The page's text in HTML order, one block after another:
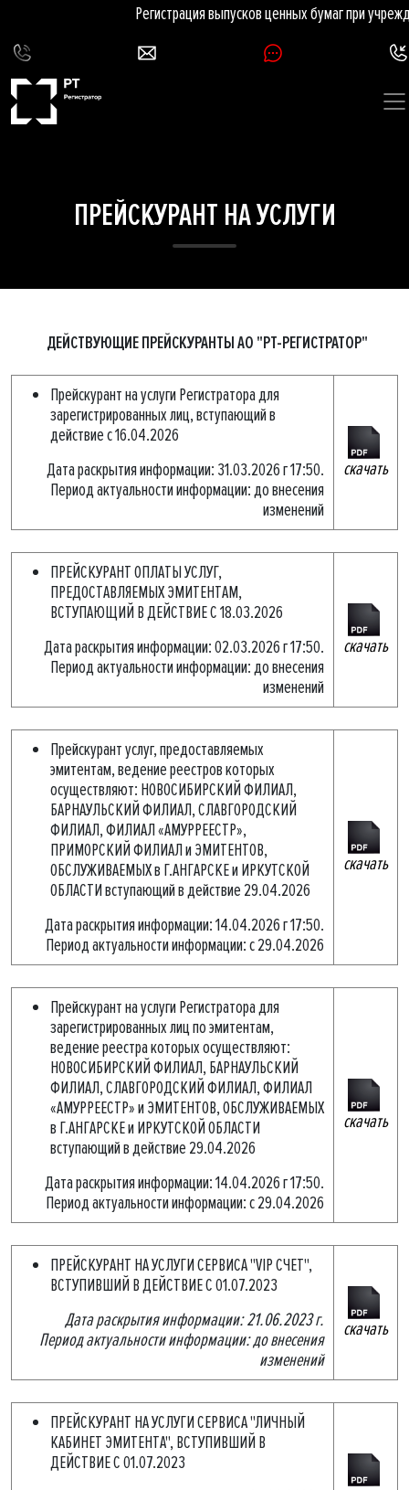
Регистрация выпусков ценных бумаг при
ПРЕЙСКУРАНТ НА УСЛУГИ
ДЕЙСТВУЮЩИЕ ПРЕЙСКУРАНТЫ АО "РТ-РЕГИСТРАТОР"
Прейскурант на услуги Регистратора для
зарегистрированных лиц, вступающий в
действие с 16.04.2026
Дата раскрытия информации: 31.03.2026 г 17:50.
Период актуальности информации: до внесения
изменений
скачать
ПРЕЙСКУРАНТ ОПЛАТЫ УСЛУГ,
ПРЕДОСТАВЛЯЕМЫХ ЭМИТЕНТАМ,
ВСТУПАЮЩИЙ В ДЕЙСТВИЕ С 18.03.2026
Дата раскрытия информации: 02.03.2026 г 17:50.
Период актуальности информации: до внесения
изменений
скачать
Прейскурант услуг, предоставляемых
эмитентам, ведение реестров которых
осуществляют: НОВОСИБИРСКИЙ ФИЛИАЛ,
БАРНАУЛЬСКИЙ ФИЛИАЛ, СЛАВГОРОДСКИЙ
ФИЛИАЛ, ФИЛИАЛ «АМУРРЕЕСТР»,
ПРИМОРСКИЙ ФИЛИАЛ и ЭМИТЕНТОВ,
ОБСЛУЖИВАЕМЫХ в Г.АНГАРСКЕ и ИРКУТСКОЙ
ОБЛАСТИ вступающий в действие 29.04.2026
Дата раскрытия информации: 14.04.2026 г 17:50.
Период актуальности информации: с 29.04.2026
скачать
Прейскурант на услуги Регистратора для
зарегистрированных лиц по эмитентам,
ведение реестра которых осуществляют:
НОВОСИБИРСКИЙ ФИЛИАЛ, БАРНАУЛЬСКИЙ
ФИЛИАЛ, СЛАВГОРОДСКИЙ ФИЛИАЛ, ФИЛИАЛ
«АМУРРЕЕСТР» и ЭМИТЕНТОВ, ОБСЛУЖИВАЕМЫХ
в Г.АНГАРСКЕ и ИРКУТСКОЙ ОБЛАСТИ
вступающий в действие 29.04.2026
Дата раскрытия информации: 14.04.2026 г 17:50.
Период актуальности информации: с 29.04.2026
скачать
ПРЕЙСКУРАНТ НА УСЛУГИ СЕРВИСА "VIP СЧЕТ",
ВСТУПИВШИЙ В ДЕЙСТВИЕ С 01.07.2023
Дата раскрытия информации: 21.06.2023 г.
Период актуальности информации: до внесения
изменений
скачать
ПРЕЙСКУРАНТ НА УСЛУГИ СЕРВИСА "ЛИЧНЫЙ
КАБИНЕТ ЭМИТЕНТА", ВСТУПИВШИЙ В
ДЕЙСТВИЕ С 01.07.2023